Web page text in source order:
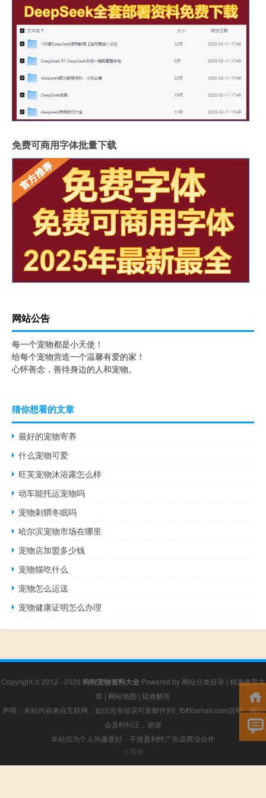
免费可商用字体批量下载
网站公告
每一个宠物都是小天使！
给每个宠物营造一个温馨有爱的家！
心怀善念，善待身边的人和宠物。
猜你想看的文章
最好的宠物寄养
什么宠物可爱
旺芙宠物沐浴露怎么样
动车能托运宠物吗
宠物刺猬冬眠吗
哈尔滨宠物市场在哪里
宠物店加盟多少钱
宠物猫吃什么
宠物怎么运送
宠物健康证明怎么办理
Copyright © 2012 - 2026 狗狗宠物资料大全Powered by 网站分类目录 | 精选推荐文
章 | 网站地图 | 疑难解答
声明：本站内容来自互联网，如信息有错误可发邮件到f_fb#foxmail.com说明，我们
会及时纠正，谢谢
本站仅为个人兴趣爱好，不接盈利性广告及商业合作
小男孩